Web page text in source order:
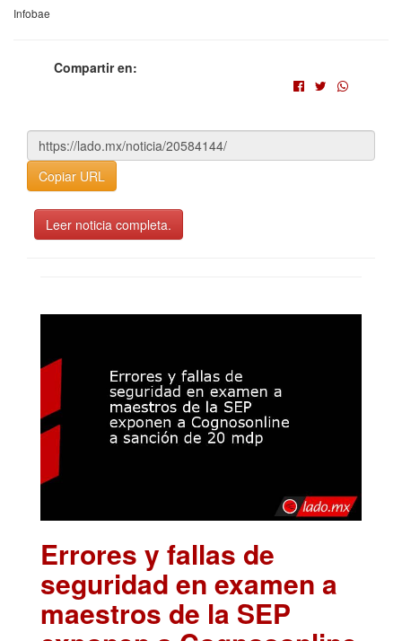
Infobae
Compartir en:
Copiar URL
Leer noticia completa.
Errores y fallas de
seguridad en examen a
maestros de la SEP